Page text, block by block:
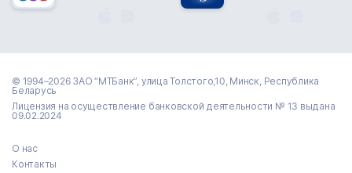
© 1994–2026 ЗАО “МТБанк”, улица Толстого,10, Минск, Республика
Беларусь
Лицензия на осуществление банковской деятельности № 13 выдана
09.02.2024
О нас
Контакты